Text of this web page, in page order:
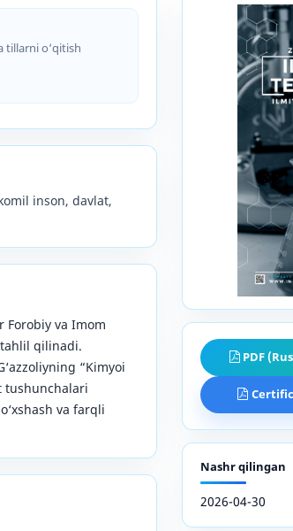
o‘qitish
inson, davlat,
va Imom
qilinadi.
“Kimyoi
tushunchalari
va farqli
PDF
Nashr qilingan
2026-04-30